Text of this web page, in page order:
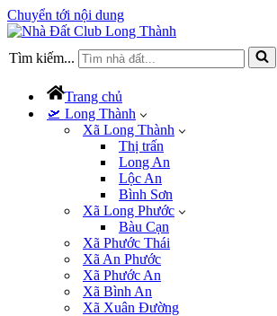
Chuyển tới nội dung
Tìm kiếm...
Trang chủ
🛫 Long Thành
Xã Long Thành
Thị trấn
Long An
Lộc An
Bình Sơn
Xã Long Phước
Bàu Cạn
Xã Phước Thái
Xã An Phước
Xã Phước An
Xã Bình An
Xã Xuân Đường